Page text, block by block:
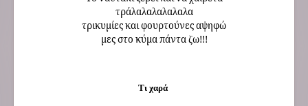
τράλαλαλαλαλαλα
τρικυμίες και φουρτούνες αψηφώ
μες στο κύμα πάντα ζω!!!
Τι χαρά